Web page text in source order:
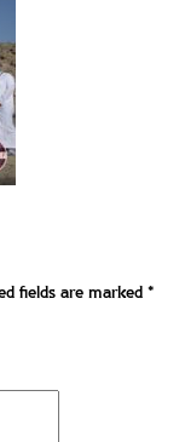
fields are marked*